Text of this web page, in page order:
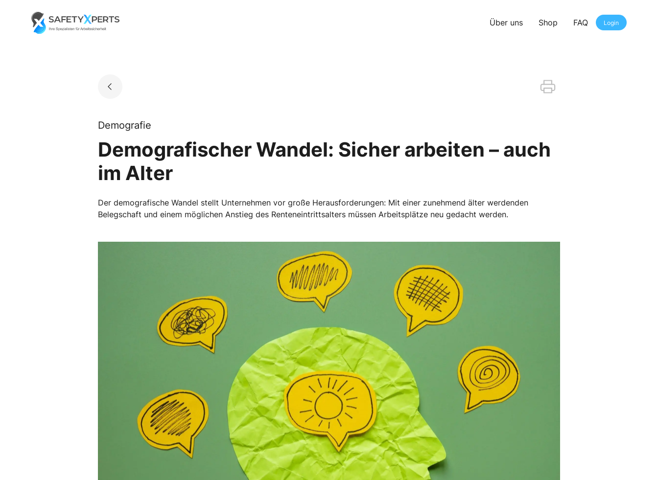
Go to landing page.
Über uns Shop FAQ Login
Demografie
Demografischer Wandel: Sicher arbeiten – auch
im Alter
Der demografische Wandel stellt Unternehmen vor große Herausforderungen: Mit einer zunehmend älter werdenden
Belegschaft und einem möglichen Anstieg des Renteneintrittsalters müssen Arbeitsplätze neu gedacht werden.